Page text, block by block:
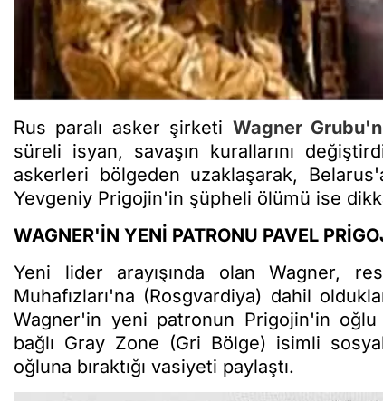
Rus paralı asker şirketi Wagner Grubu
süreli isyan, savaşın kurallarını
askerleri bölgeden uzaklaşarak,
Yevgeniy Prigojin'in şüpheli ölümü ise
WAGNER'İN YENİ PATRONU PAVEL
Yeni lider arayışında olan Wagner,
Muhafızları'na (Rosgvardiya) dahil
Wagner'in yeni patronun Prigojin'in
bağlı Gray Zone (Gri Bölge) isimli
oğluna bıraktığı vasiyeti paylaştı.